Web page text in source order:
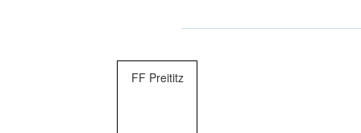
FF Preititz